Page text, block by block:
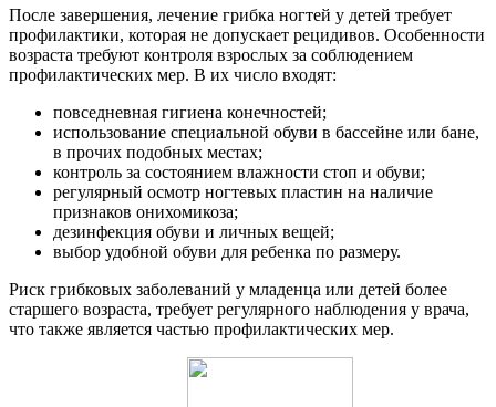
После завершения, лечение грибка ногтей у детей требует
профилактики, которая не допускает рецидивов. Особенности
возраста требуют контроля взрослых за соблюдением
профилактических мер. В их число входят:
повседневная гигиена конечностей;
использование специальной обуви в бассейне или бане,
в прочих подобных местах;
контроль за состоянием влажности стоп и обуви;
регулярный осмотр ногтевых пластин на наличие
признаков онихомикоза;
дезинфекция обуви и личных вещей;
выбор удобной обуви для ребенка по размеру.
Риск грибковых заболеваний у младенца или детей более
старшего возраста, требует регулярного наблюдения у врача,
что также является частью профилактических мер.